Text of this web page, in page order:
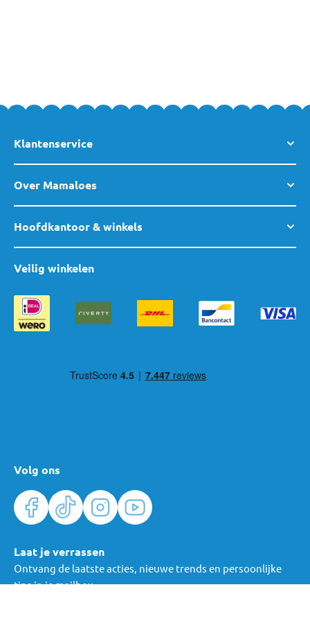
Klantenservice
Over Mamaloes
Hoofdkantoor & winkels
Volg ons
Veilig winkelen
Laat je verrassen
Ontvang de laatste acties, nieuwe trends en persoonlijke
tips in je mailbox.